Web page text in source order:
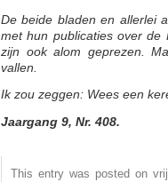
De beide bladen en allerlei
met hun publicaties over de
zijn ook alom geprezen.
vallen.
Ik zou zeggen: Wees een
Jaargang 9, Nr. 408.
This entry was posted on